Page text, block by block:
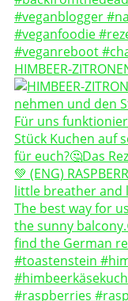
HIMBEER-